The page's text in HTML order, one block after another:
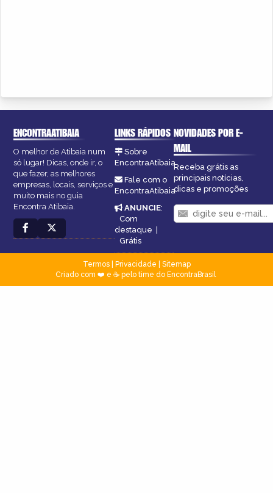
ENCONTRAATIBAIA
O melhor de Atibaia num
só lugar! Dicas, onde ir, o
que fazer, as melhores
empresas, locais, serviços e
muito mais no guia
Encontra Atibaia.
LINKS RÁPIDOS
Sobre
EncontraAtibaia
Fale com o
EncontraAtibaia
ANUNCIE:
Com
destaque |
Grátis
NOVIDADES POR E-
MAIL
Receba grátis as
principais notícias,
dicas e promoções
Termos| Privacidade
Sitemap
Criado com ❤️ e ☕ pelo time do EncontraBrasil